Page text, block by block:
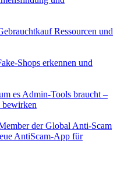
Ressourcen und
Shops erkennen und
es Admin-Tools braucht –
der Global Anti-Scam
AntiScam-App für